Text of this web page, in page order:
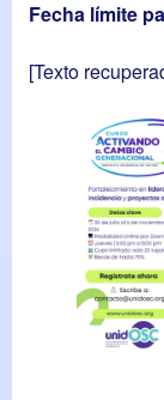
Fecha límite
[Texto